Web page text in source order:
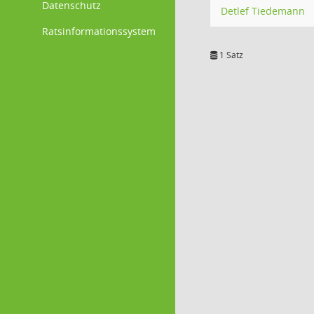
Datenschutz
Ratsinformationssystem
Detlef Tiedemann
1 Satz